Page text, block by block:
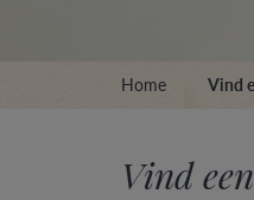
Home Vind
Vind